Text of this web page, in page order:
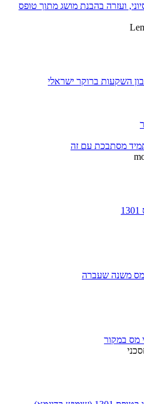
ועזרה בהבנת מושג מתוך טופס